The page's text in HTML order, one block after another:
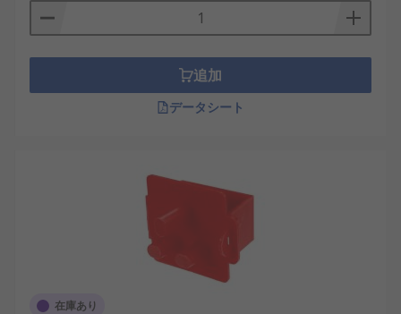
追加
データシート
在庫あり